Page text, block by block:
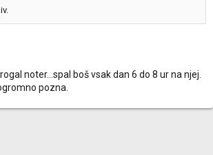
noter...spal boš vsak dan 6 do 8 ur na njej.
pozna.